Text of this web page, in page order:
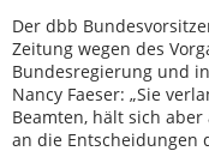
Der dbb
Zeitung wegen des
Bundesregierung und
Nancy Faeser: „Sie
Beamten, hält sich
an die Entscheidungen